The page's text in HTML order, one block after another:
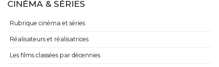
CINÉMA & SÉRIES
Rubrique cinéma et séries
Réalisateurs et réalisatrices
Les films classées par décennies